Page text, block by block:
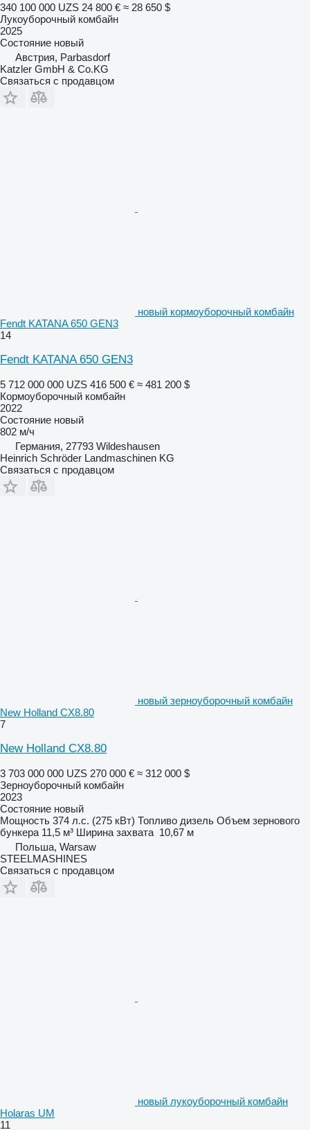
340 100 000 UZS 24 800 € ≈ 28 650 $
Лукоуборочный комбайн
2025
Состояние новый
Австрия, Parbasdorf
Katzler GmbH & Co.KG
Связаться с продавцом
новый кормоуборочный комбайн
Fendt KATANA 650 GEN3
14
Fendt KATANA 650 GEN3
5 712 000 000 UZS 416 500 € ≈ 481 200 $
Кормоуборочный комбайн
2022
Состояние новый
802 м/ч
Германия, 27793 Wildeshausen
Heinrich Schröder Landmaschinen KG
Связаться с продавцом
новый зерноуборочный комбайн
New Holland CX8.80
7
New Holland CX8.80
3 703 000 000 UZS 270 000 € ≈ 312 000 $
Зерноуборочный комбайн
2023
Состояние новый
Мощность 374 л.с. (275 кВт) Топливо дизель Объем зернового
бункера 11,5 м³ Ширина захвата 10,67 м
Польша, Warsaw
STEELMASHINES
Связаться с продавцом
новый лукоуборочный комбайн
Holaras UM
11